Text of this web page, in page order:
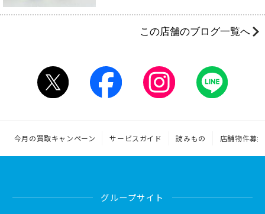
この店舗のブログ一覧へ
今月の買取キャンペーン サービスガイド 読みもの 店舗物件募集
グループサイト